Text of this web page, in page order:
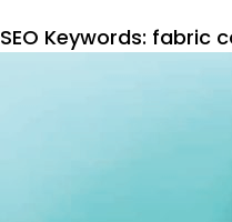
SEO Keywords: fabric